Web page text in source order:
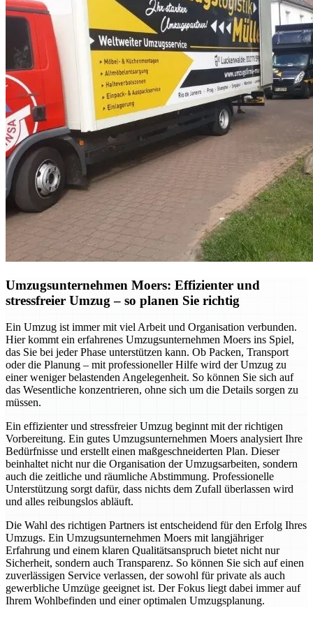
Umzugsunternehmen Moers: Effizienter und
stressfreier Umzug – so planen Sie richtig
Ein Umzug ist immer mit viel Arbeit und Organisation verbunden.
Hier kommt ein erfahrenes Umzugsunternehmen Moers ins Spiel,
das Sie bei jeder Phase unterstützen kann. Ob Packen, Transport
oder die Planung – mit professioneller Hilfe wird der Umzug zu
einer weniger belastenden Angelegenheit. So können Sie sich auf
das Wesentliche konzentrieren, ohne sich um die Details sorgen zu
müssen.
Ein effizienter und stressfreier Umzug beginnt mit der richtigen
Vorbereitung. Ein gutes Umzugsunternehmen Moers analysiert Ihre
Bedürfnisse und erstellt einen maßgeschneiderten Plan. Dieser
beinhaltet nicht nur die Organisation der Umzugsarbeiten, sondern
auch die zeitliche und räumliche Abstimmung. Professionelle
Unterstützung sorgt dafür, dass nichts dem Zufall überlassen wird
und alles reibungslos abläuft.
Die Wahl des richtigen Partners ist entscheidend für den Erfolg Ihres
Umzugs. Ein Umzugsunternehmen Moers mit langjähriger
Erfahrung und einem klaren Qualitätsanspruch bietet nicht nur
Sicherheit, sondern auch Transparenz. So können Sie sich auf einen
zuverlässigen Service verlassen, der sowohl für private als auch
gewerbliche Umzüge geeignet ist. Der Fokus liegt dabei immer auf
Ihrem Wohlbefinden und einer optimalen Umzugsplanung.